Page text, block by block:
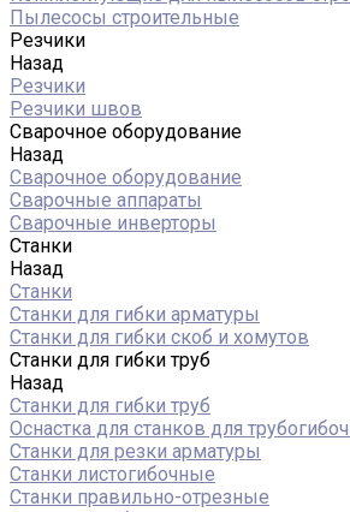
Пылесосы строительные
Резчики
Назад
Резчики
Резчики швов
Сварочное оборудование
Назад
Сварочное оборудование
Сварочные аппараты
Сварочные инверторы
Станки
Назад
Станки
Станки для гибки арматуры
Станки для гибки скоб и хомутов
Станки для гибки труб
Назад
Станки для гибки труб
Оснастка для станков для
Станки для резки арматуры
Станки листогибочные
Станки правильно-отрезные